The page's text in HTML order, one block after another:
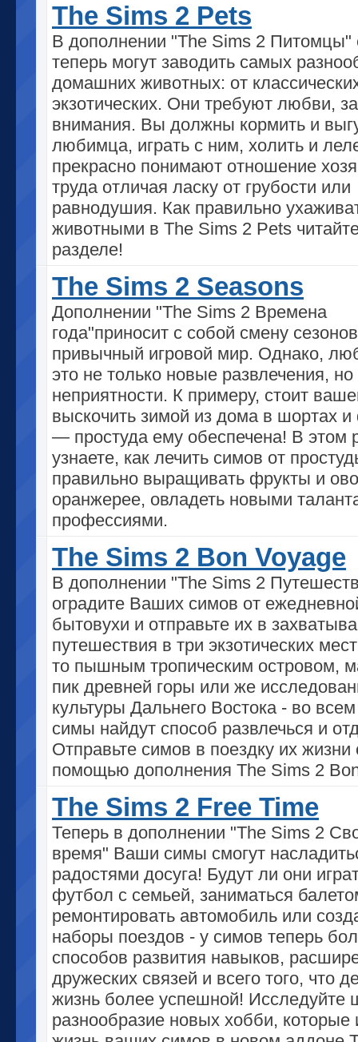
The Sims 2 Pets
В дополнении "The Sims 2
теперь могут заводить самых
домашних животных: от
экзотических. Они требуют любви,
внимания. Вы должны кормить и
любимца, играть с ним, холить и
прекрасно понимают отношение
труда отличая ласку от грубости или
равнодушия. Как правильно
животными в The Sims 2 Pets
разделе!
The Sims 2 Seasons
Дополнении "The Sims 2 Времена
года"приносит с собой смену
привычный игровой мир. Однако,
это не только новые развлечения,
неприятности. К примеру, стоит
выскочить зимой из дома в шортах
— простуда ему обеспечена! В этом
узнаете, как лечить симов от
правильно выращивать фрукты и
оранжерее, овладеть новыми
профессиями.
The Sims 2 Bon Voyage
В дополнении "The Sims 2
оградите Ваших симов от
бытовухи и отправьте их в
путешествия в три экзотических
то пышным тропическим островом,
пик древней горы или же
культуры Дальнего Востока - во
симы найдут способ развлечься и
Отправьте симов в поездку их жизни
помощью дополнения The Sims 2
The Sims 2 Free Time
Теперь в дополнении "The Sims 2
время" Ваши симы смогут
радостями досуга! Будут ли они
футбол с семьей, заниматься
ремонтировать автомобиль или
наборы поездов - у симов теперь
способов развития навыков,
дружеских связей и всего того, что
жизнь более успешной! Исследуйте
разнообразие новых хобби, которые